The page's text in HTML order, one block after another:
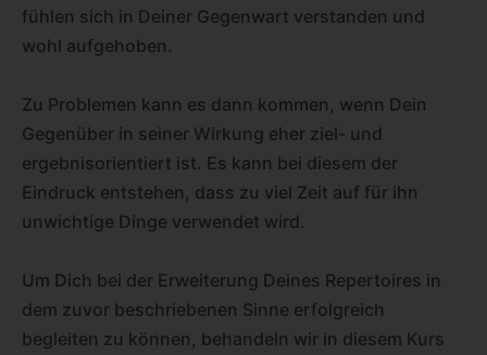
fühlen sich in Deiner Gegenwart verstanden und
wohl aufgehoben.
Zu Problemen kann es dann kommen, wenn Dein
Gegenüber in seiner Wirkung eher ziel- und
ergebnisorientiert ist. Es kann bei diesem der
Eindruck entstehen, dass zu viel Zeit auf für ihn
unwichtige Dinge verwendet wird.
Um Dich bei der Erweiterung Deines Repertoires in
dem zuvor beschriebenen Sinne erfolgreich
begleiten zu können, behandeln wir in diesem Kurs